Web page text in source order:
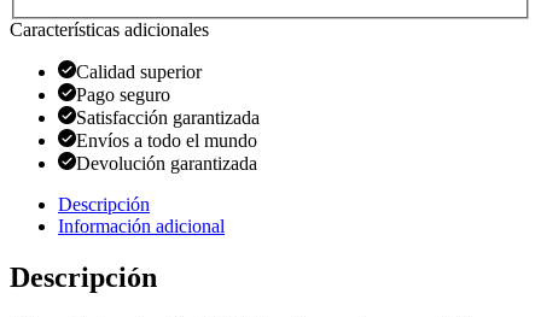
Características adicionales
Calidad superior
Pago seguro
Satisfacción garantizada
Envíos a todo el mundo
Devolución garantizada
Descripción
Información adicional
Descripción